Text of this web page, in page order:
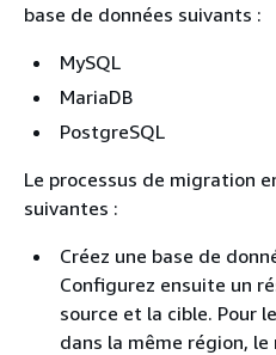
base de données suivants :
MySQL
MariaDB
PostgreSQL
Le processus de migration
suivantes :
Créez une base de
Configurez ensuite un
source et la cible. Pour
dans la même région,